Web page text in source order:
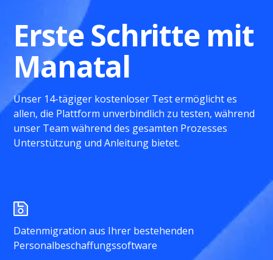
Erste Schritte mit
Manatal
Unser 14-tägiger kostenloser Test ermöglicht es
allen, die Plattform unverbindlich zu testen, während
unser Team während des gesamten Prozesses
Unterstützung und Anleitung bietet.
Datenmigration aus Ihrer bestehenden
Personalbeschaffungssoftware